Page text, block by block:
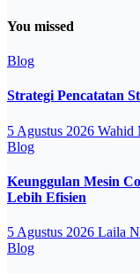
You missed
Blog
Strategi Pencatatan
5 Agustus 2026 Wahid
Blog
Keunggulan Mesin
Lebih Efisien
5 Agustus 2026 Laila
Blog